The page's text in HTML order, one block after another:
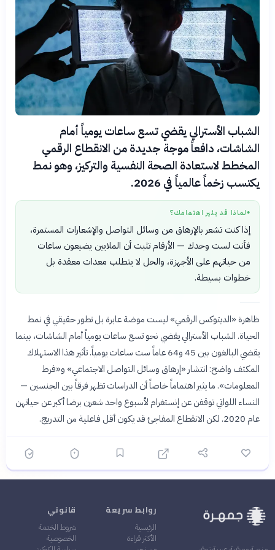
الشباب الأسترالي يقضي تسع ساعات يومياً أمام
الشاشات، دافعاً موجة جديدة من الانقطاع الرقمي
المخطط لاستعادة الصحة النفسية والتركيز، وهو نمط
يكتسب زخماً عالمياً في 2026.
● لماذا قد يثير اهتمامك؟
إذا كنت تشعر بالإرهاق من وسائل التواصل والإشعارات المستمرة،
فأنت لست وحدك — الأرقام تثبت أن الملايين يضيعون ساعات
من حياتهم على الأجهزة، والحل لا يتطلب معدات معقدة بل
خطوات بسيطة.
ظاهرة «الديتوكس الرقمي» ليست موضة عابرة بل تطور حقيقي في نمط
الحياة. الشباب الأسترالي يقضي نحو تسع ساعات يومياً أمام الشاشات، بينما
يقضي البالغون بين 45 و64 عاماً ست ساعات يومياً. تأثير هذا الاستهلاك
المكثف واضح: انتشار «إرهاق وسائل التواصل الاجتماعي» و«فرط
المعلومات». ما يثير اهتماماً خاصاً أن الدراسات تظهر فرقاً بين الجنسين —
النساء اللواتي توقفن عن إنستغرام لأسبوع واحد شعرن برضا أكبر عن حياتهن
عام 2020. لكن الانقطاع المفاجئ قد يكون أقل فاعلية من التدريج.
روابط سريعة
الرئيسية
الأكثر قراءة
قانوني
شروط الخدمة
الخصوصية